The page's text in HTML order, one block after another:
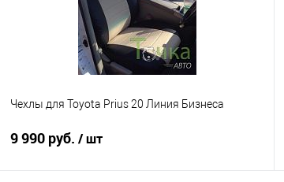
Чехлы для Toyota Prius 20 Линия Бизнеса
9 990 руб. / шт